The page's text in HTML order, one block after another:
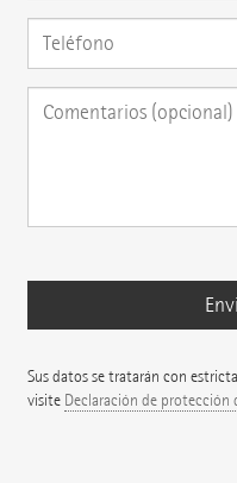
Sus datos se tratarán con
visite Declaración de protección